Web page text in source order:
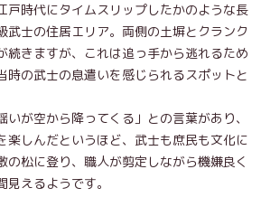
戸時代にタイムスリップしたかのような長
武士の住居エリア。両側の土塀とクランク
続きますが、これは追っ手から逃れるため
時の武士の息遣いを感じられるスポットと
が空から降ってくる」との言葉があり、
楽しんだというほど、武士も庶民も文化に
の松に登り、職人が剪定しながら機嫌良く
えるようです。